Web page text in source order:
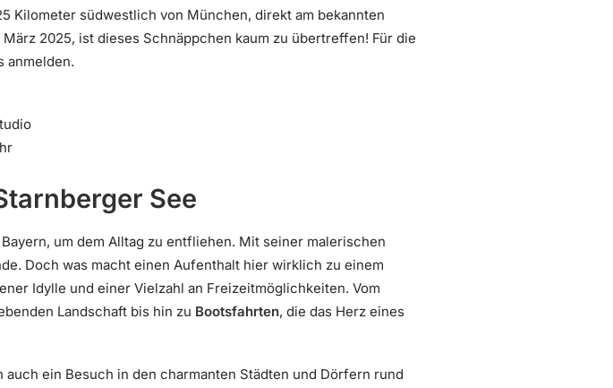
Kilometer südwestlich von München, direkt am bekannten
2025, ist dieses Schnäppchen kaum zu übertreffen! Für die
anmelden.
See
um dem Alltag zu entfliehen. Mit seiner malerischen
Doch was macht einen Aufenthalt hier wirklich zu einem
Idylle und einer Vielzahl an Freizeitmöglichkeiten. Vom
Landschaft bis hin zu Bootsfahrten, die das Herz eines
ein Besuch in den charmanten Städten und Dörfern rund